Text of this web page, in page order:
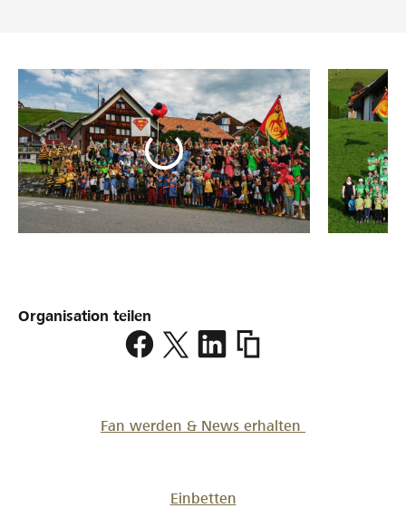
Organisation teilen
https://
gonten
Fan werden & News erhalten
Einbetten